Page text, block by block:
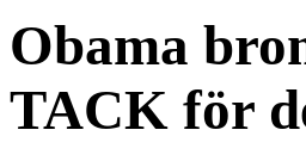
Obama
TACK för